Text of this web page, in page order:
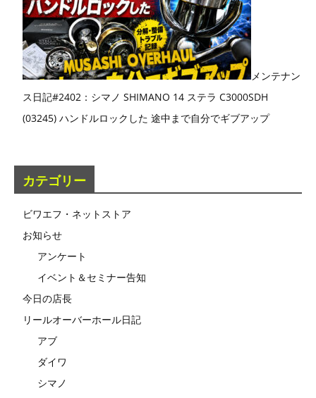
メンテナン
ス日記#2402：シマノ SHIMANO 14 ステラ C3000SDH
(03245) ハンドルロックした 途中まで自分でギブアップ
カテゴリー
ビワエフ・ネットストア
お知らせ
アンケート
イベント＆セミナー告知
今日の店長
リールオーバーホール日記
アブ
ダイワ
シマノ